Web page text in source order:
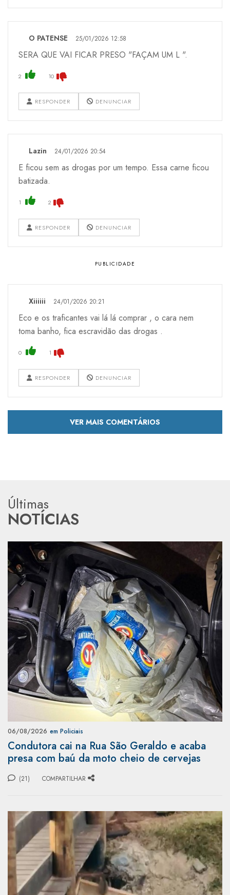
O PATENSE 25/01/2026 12:58
SERA QUE VAI FICAR PRESO "FAÇAM UM L ".
2 10
RESPONDER DENUNCIAR
Lazin 24/01/2026 20:54
E ficou sem as drogas por um tempo. Essa carne ficou
batizada.
1 2
RESPONDER DENUNCIAR
Xiiiiii 24/01/2026 20:21
Eco e os traficantes vai lá lá comprar , o cara nem
toma banho, fica escravidão das drogas .
0 1
RESPONDER DENUNCIAR
VER MAIS COMENTÁRIOS
Últimas
NOTÍCIAS
06/08/2026 em Policiais
Condutora cai na Rua São Geraldo e acaba
presa com baú da moto cheio de cervejas
(21) COMPARTILHAR